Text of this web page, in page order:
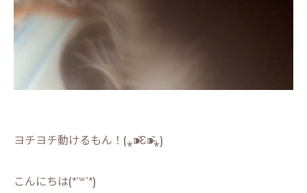
ヨチヨチ動けるもん！(⁎⁍̴̆Ɛ⁍̴̆⁎)
こんにちは(*´꒳`*)